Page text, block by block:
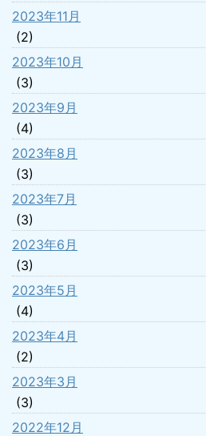
2023年11月
(2)
2023年10月
(3)
2023年9月
(4)
2023年8月
(3)
2023年7月
(3)
2023年6月
(3)
2023年5月
(4)
2023年4月
(2)
2023年3月
(3)
2022年12月